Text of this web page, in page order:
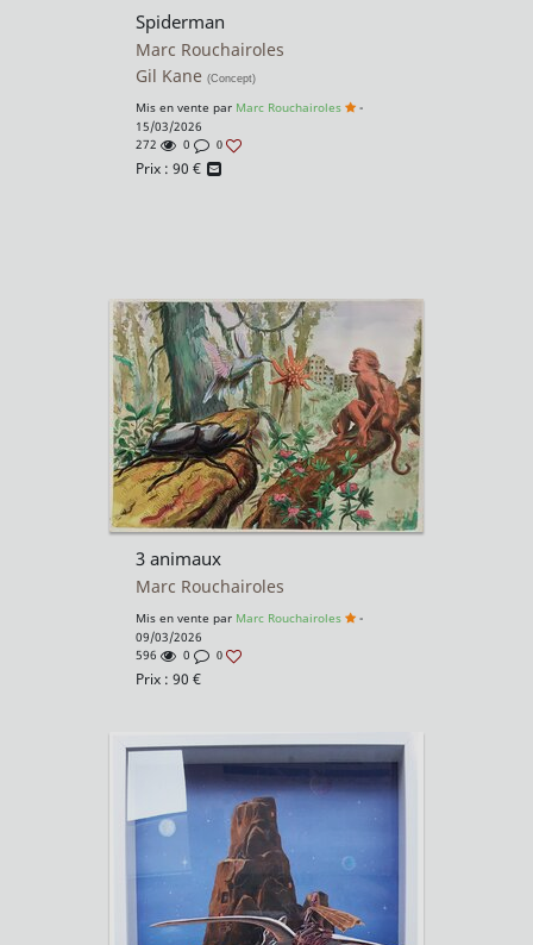
Spiderman
Marc Rouchairoles
Gil Kane (Concept)
Mis en vente par Marc Rouchairoles
-
15/03/2026
272
0 0
Prix : 90 €
3 animaux
Marc Rouchairoles
Mis en vente par Marc Rouchairoles
-
09/03/2026
596
0 0
Prix : 90 €